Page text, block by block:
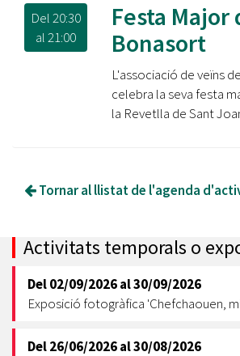
Del20:30
al21:00
Festa Major
Bonasort
L'associació de veïns
celebra la seva festa
la Revetlla de Sant
Tornar al llistat de l'agenda
Activitats temporals o
Del02/09/2026al30/09/2026
Exposició fotogràfica 'Chefchaouen,
Del26/06/2026al30/08/2026